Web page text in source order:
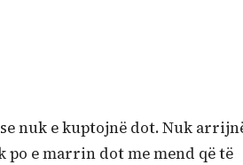
nuk e kuptojnë dot. Nuk
po e marrin dot me mend që të